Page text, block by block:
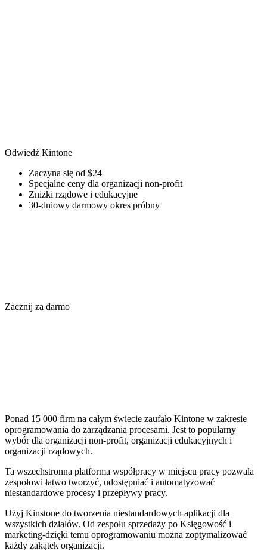
Odwiedź Kintone
Zaczyna się od $24
Specjalne ceny dla organizacji non-profit
Zniżki rządowe i edukacyjne
30-dniowy darmowy okres próbny
Zacznij za darmo
Ponad 15 000 firm na całym świecie zaufało Kintone w zakresie
oprogramowania do zarządzania procesami. Jest to popularny
wybór dla organizacji non-profit, organizacji edukacyjnych i
organizacji rządowych.
Ta wszechstronna platforma współpracy w miejscu pracy pozwala
zespołowi łatwo tworzyć, udostępniać i automatyzować
niestandardowe procesy i przepływy pracy.
Użyj Kinstone do tworzenia niestandardowych aplikacji dla
wszystkich działów. Od zespołu sprzedaży po Księgowość i
marketing-dzięki temu oprogramowaniu można zoptymalizować
każdy zakątek organizacji.